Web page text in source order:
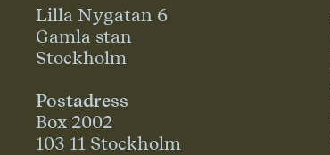
Lilla Nygatan 6
Gamla stan
Stockholm
Postadress
Box 2002
103 11 Stockholm